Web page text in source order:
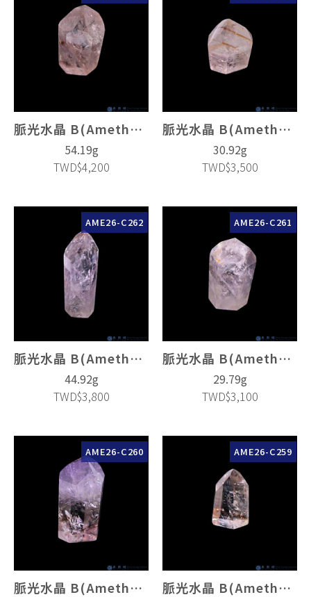
脈光水晶 B(Amethyst Crystal)
54.19g
TWD$4,200
脈光水晶 B(Amethyst Crystal)
30.92g
TWD$3,500
脈光水晶 B(Amethyst Crystal)
AME26-C262
44.92g
TWD$3,800
脈光水晶 B(Amethyst Crystal)
AME26-C261
29.79g
TWD$3,100
脈光水晶 B(Amethyst Crystal)
AME26-C260
脈光水晶 B(Amethyst Crystal)
AME26-C259